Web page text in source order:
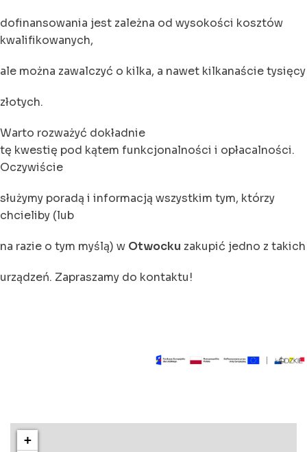
dofinansowania jest zależna od wysokości kosztów
kwalifikowanych,
ale można zawalczyć o kilka, a nawet kilkanaście tysięcy
złotych.
Warto rozważyć dokładnie
tę kwestię pod kątem funkcjonalności i opłacalności.
Oczywiście
służymy poradą i informacją wszystkim tym, którzy
chcieliby (lub
na razie o tym myślą) w Otwocku zakupić jedno z takich
urządzeń. Zapraszamy do kontaktu!
+